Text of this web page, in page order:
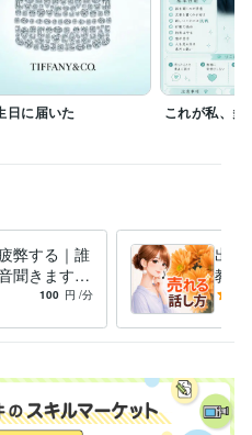
ようにブログを書いています。良
した♡
articles/cmj3yieew06foas0h6i0ikx
日に届いた これが私、多
弊する｜誰
聞きます
てる！その
100 円 /分
出品
教室
お顔